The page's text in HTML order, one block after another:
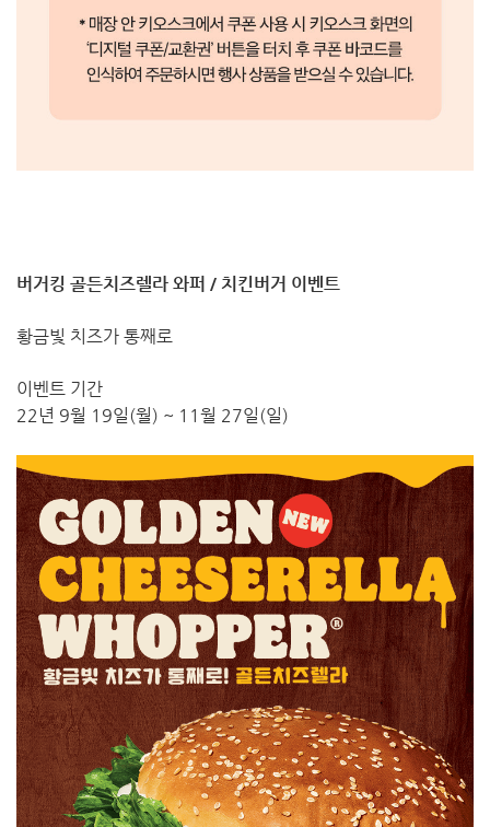
버거킹 골든치즈렐라 와퍼 / 치킨버거 이벤트
황금빛 치즈가 통째로
이벤트 기간
22년 9월 19일(월) ~ 11월 27일(일)